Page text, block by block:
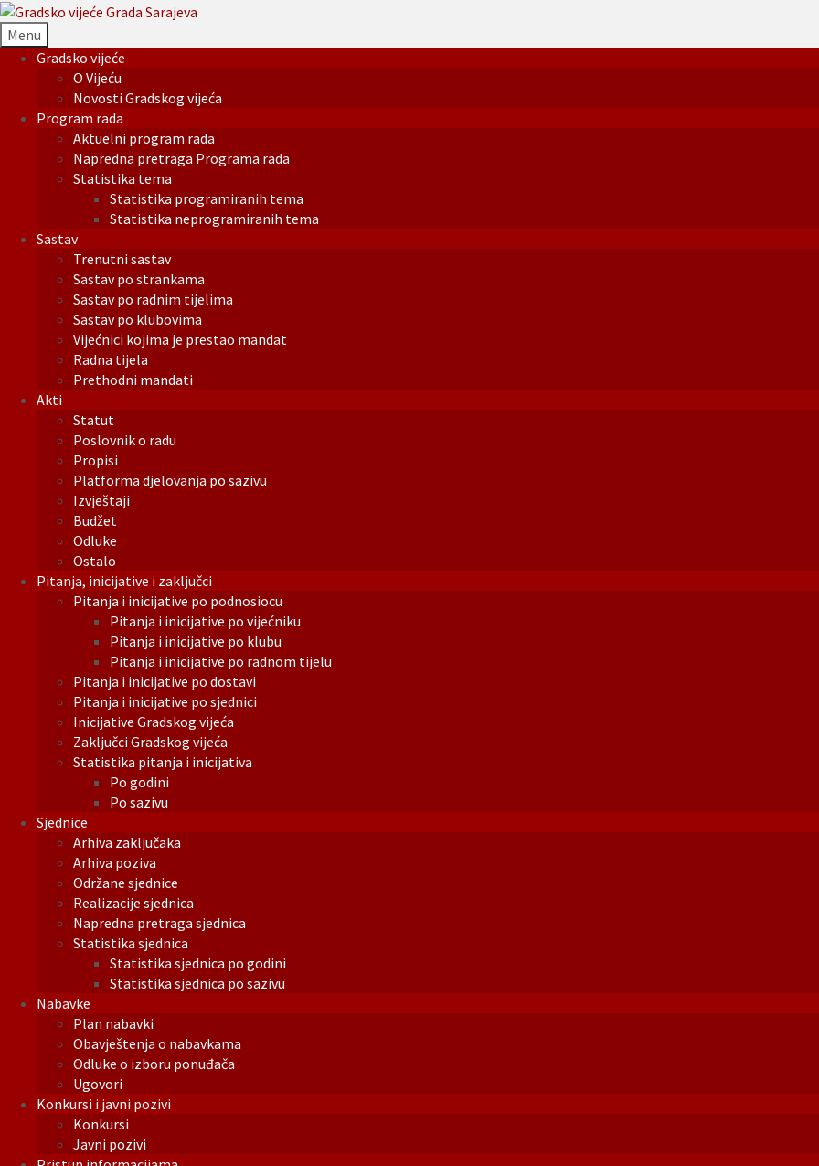
Menu
Gradsko vijeće
O Vijeću
Novosti Gradskog vijeća
Program rada
Aktuelni program rada
Napredna pretraga Programa rada
Statistika tema
Statistika programiranih tema
Statistika neprogramiranih tema
Sastav
Trenutni sastav
Sastav po strankama
Sastav po radnim tijelima
Sastav po klubovima
Vijećnici kojima je prestao mandat
Radna tijela
Prethodni mandati
Akti
Statut
Poslovnik o radu
Propisi
Platforma djelovanja po sazivu
Izvještaji
Budžet
Odluke
Ostalo
Pitanja, inicijative i zaključci
Pitanja i inicijative po podnosiocu
Pitanja i inicijative po vijećniku
Pitanja i inicijative po klubu
Pitanja i inicijative po radnom tijelu
Pitanja i inicijative po dostavi
Pitanja i inicijative po sjednici
Inicijative Gradskog vijeća
Zaključci Gradskog vijeća
Statistika pitanja i inicijativa
Po godini
Po sazivu
Sjednice
Arhiva zaključaka
Arhiva poziva
Održane sjednice
Realizacije sjednica
Napredna pretraga sjednica
Statistika sjednica
Statistika sjednica po godini
Statistika sjednica po sazivu
Nabavke
Plan nabavki
Obavještenja o nabavkama
Odluke o izboru ponuđača
Ugovori
Konkursi i javni pozivi
Konkursi
Javni pozivi